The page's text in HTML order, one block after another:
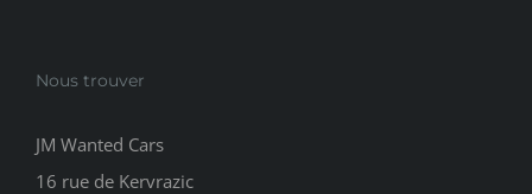
Nous trouver
JM Wanted Cars
16 rue de Kervrazic